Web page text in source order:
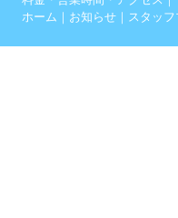
ホーム ｜ お知らせ ｜ スタッ